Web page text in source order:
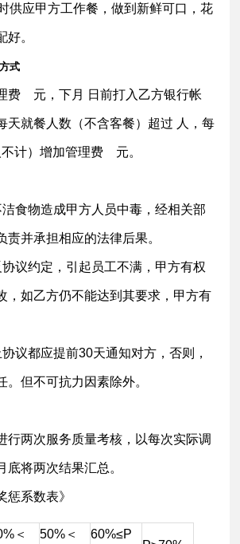
供应甲方工作餐，做到新鲜可口，花
好。
式
费 元，下月 日前打入乙方银行帐
天就餐人数（不含客餐）超过 人，每
计）增加管理费 元。
食物造成甲方人员中毒，经相关部
责并承担相应的法律后果。
议约定，引起员工不满，甲方有权
，如乙方仍不能达到其要求，甲方有
议都应提前30天通知对方，否则，
。但不可抗力因素除外。
行两次服务质量考核，以每次实际调
底将两次结果汇总。
惩系数表》
＜
50%＜
60%≤P